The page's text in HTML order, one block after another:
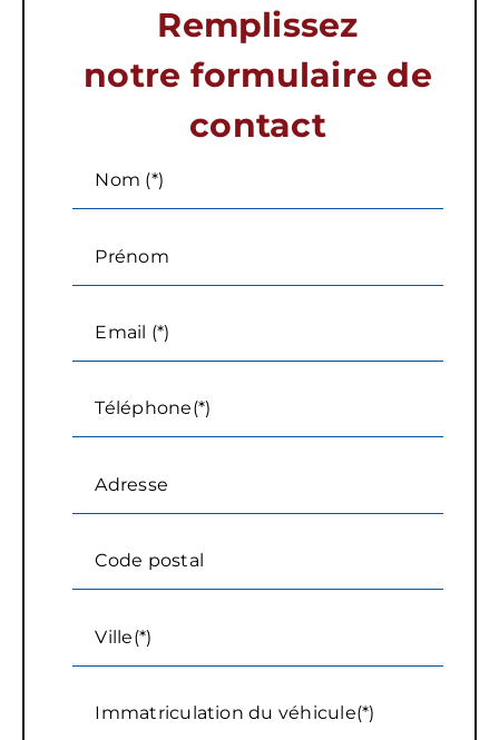
Remplissez
notre formulaire de
contact
Nom (*)
Prénom
Email (*)
Téléphone(*)
Adresse
Code postal
Ville(*)
Immatriculation du véhicule(*)